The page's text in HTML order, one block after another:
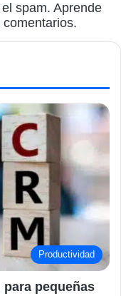
spam. Aprende
Productividad
para pequeñas